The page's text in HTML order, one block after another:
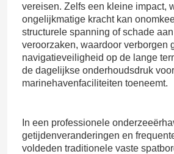
vereisen. Zelfs een kleine impact,
ongelijkmatige kracht kan
structurele spanning of schade
veroorzaken, waardoor verborgen
navigatieveiligheid op de lange
de dagelijkse onderhoudsdruk voor
marinehavenfaciliteiten toeneemt.
In een professionele
getijdenveranderingen en
voldeden traditionele vaste